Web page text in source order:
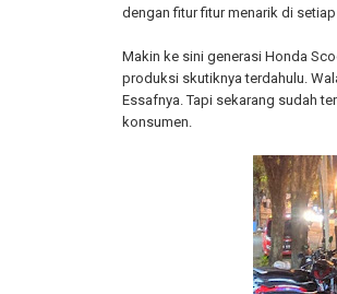
dengan fitur fitur menarik di
Makin ke sini generasi Honda
produksi skutiknya terdahulu.
Essafnya. Tapi sekarang sudah
konsumen.